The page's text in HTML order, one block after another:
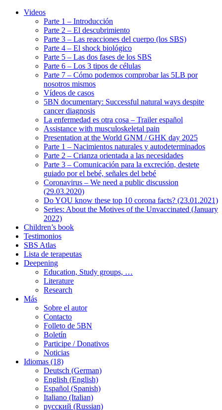
Videos
Parte 1 – Introducción
Parte 2 – El descubrimiento
Parte 3 – Las reacciones del cuerpo (los SBS)
Parte 4 – El shock biológico
Parte 5 – Las dos fases de los SBS
Parte 6 – Los 3 tipos de células
Parte 7 – Cómo podemos comprobar las 5LB por
nosotros mismos
Vídeos de casos
5BN documentary: Successful natural ways despite
cancer diagnosis
La enfermedad es otra cosa – Trailer español
Assistance with musculoskeletal pain
Presentation at the World GNM / GHK day 2025
Parte 1 – Nacimientos naturales y autodeterminados
Parte 2 – Crianza orientada a las necesidades
Parte 3 – Comunicación para la excreción, destete
guiado por el bebé, señales del bebé
Coronavirus – We need a public discussion
(29.03.2020)
Do YOU know these top 10 corona facts? (23.01.2021)
Series: About the Motives of the Unvaccinated (January
2022)
Children’s book
Testimonios
SBS Atlas
Lista de terapeutas
Deepening
Education, Study groups, …
Literature
Research
Más
Sobre el autor
Contacto
Folleto de 5BN
Boletín
Participe / Donativos
Noticias
Idiomas (18)
Deutsch (German)
English (English)
Español (Spanish)
Italiano (Italian)
русский (Russian)